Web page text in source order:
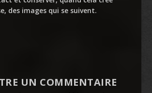
des images qui se suivent.
UN COMMENTAIRE